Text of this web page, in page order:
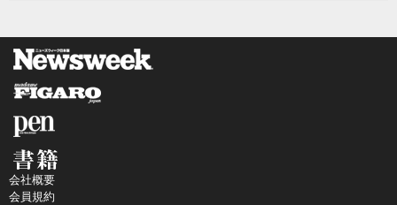
会社概要
会員規約